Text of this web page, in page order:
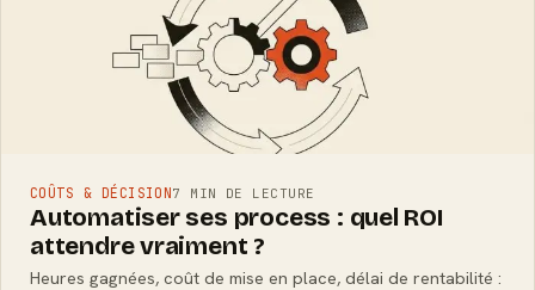
COÛTS & DÉCISION7 MIN DE LECTURE
Automatiser ses process : quel ROI
attendre vraiment ?
Heures gagnées, coût de mise en place, délai de rentabilité :